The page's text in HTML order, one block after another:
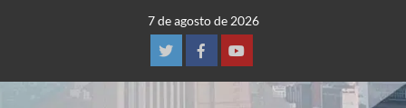
7 de agosto de 2026
TwitterFacebookYoutube